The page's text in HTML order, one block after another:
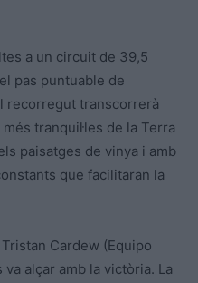
a un circuit de 39,5
pas puntuable de
recorregut transcorrerà
tranquil·les de la Terra
paisatges de vinya i amb
que facilitaran la
Tristan Cardew (Equipo
alçar amb la victòria. La